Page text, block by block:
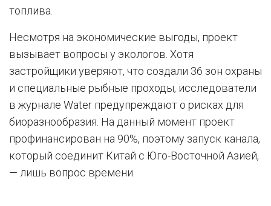
топлива.
Несмотря на экономические выгоды, проект
вызывает вопросы у экологов. Хотя
застройщики уверяют, что создали 36 зон охраны
и специальные рыбные проходы, исследователи
в журнале Water предупреждают о рисках для
биоразнообразия. На данный момент проект
профинансирован на 90%, поэтому запуск канала,
который соединит Китай с Юго-Восточной Азией,
— лишь вопрос времени.